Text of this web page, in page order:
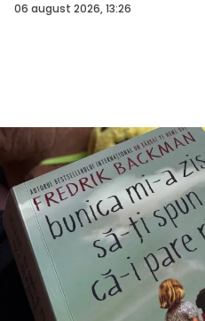
06 august 2026, 13:26